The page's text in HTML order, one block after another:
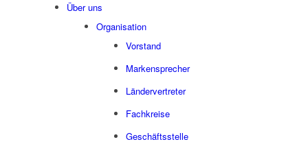
Über uns
Organisation
Vorstand
Markensprecher
Ländervertreter
Fachkreise
Geschäftsstelle